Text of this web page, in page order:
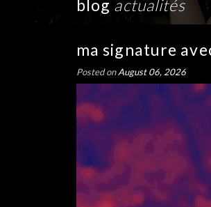
blog actualités
ma signature
Posted onAugust 06, 2026